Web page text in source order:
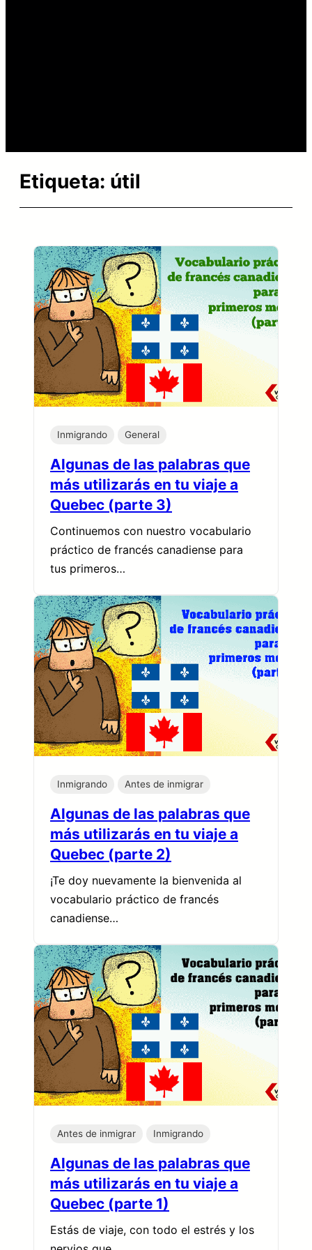
Etiqueta: útil
Inmigrando General
Algunas de las palabras que
más utilizarás en tu viaje a
Quebec (parte 3)
Continuemos con nuestro vocabulario
práctico de francés canadiense para
tus primeros…
Inmigrando Antes de inmigrar
Algunas de las palabras que
más utilizarás en tu viaje a
Quebec (parte 2)
¡Te doy nuevamente la bienvenida al
vocabulario práctico de francés
canadiense…
Antes de inmigrar Inmigrando
Algunas de las palabras que
más utilizarás en tu viaje a
Quebec (parte 1)
Estás de viaje, con todo el estrés y los